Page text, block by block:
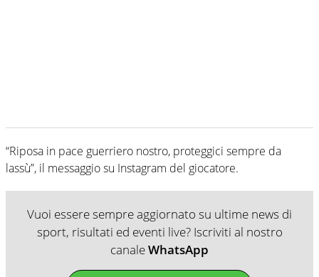
“Riposa in pace guerriero nostro, proteggici sempre da
lassù”, il messaggio su Instagram del giocatore.
Vuoi essere sempre aggiornato su ultime news di
sport, risultati ed eventi live? Iscriviti al nostro
canaleWhatsApp